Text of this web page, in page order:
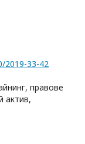
2019-33-42
правове
актив,